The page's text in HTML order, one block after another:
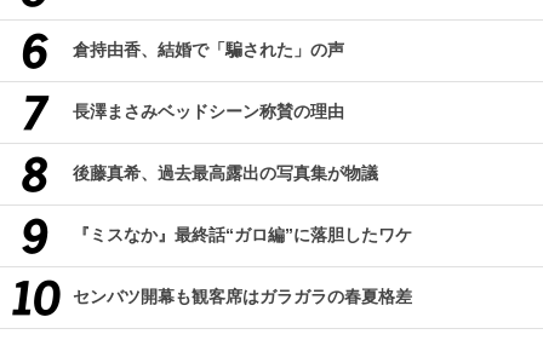
倉持由香、結婚で「騙された」の声
長澤まさみベッドシーン称賛の理由
後藤真希、過去最高露出の写真集が物議
『ミスなか』最終話“ガロ編”に落胆したワケ
センバツ開幕も観客席はガラガラの春夏格差